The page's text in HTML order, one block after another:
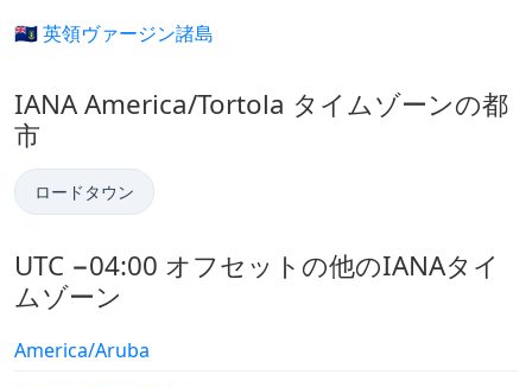
🇻🇬 英領ヴァージン諸島
IANA America/Tortola タイムゾーンの都
市
ロードタウン
UTC −04:00 オフセットの他のIANAタイ
ムゾーン
America/Aruba